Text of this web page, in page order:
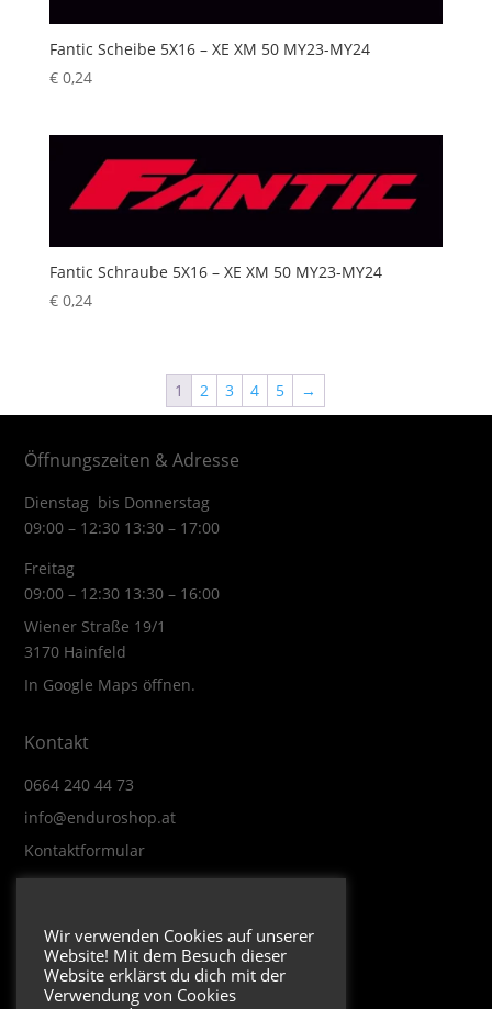
Fantic Scheibe 5X16 – XE XM 50 MY23-MY24
€0,24
Fantic Schraube 5X16 – XE XM 50 MY23-MY24
€0,24
1 2 3 4 5 →
Öffnungszeiten & Adresse
Dienstag bis Donnerstag
09:00 – 12:30 13:30 – 17:00
Freitag
09:00 – 12:30 13:30 – 16:00
Wiener Straße 19/1
3170 Hainfeld
In Google Maps öffnen.
Kontakt
0664 240 44 73
info@enduroshop.at
Kontaktformular
Impressum
Datenschutzerklärung
Wir verwenden Cookies auf unserer
Website! Mit dem Besuch dieser
Website erklärst du dich mit der
Verwendung von Cookies